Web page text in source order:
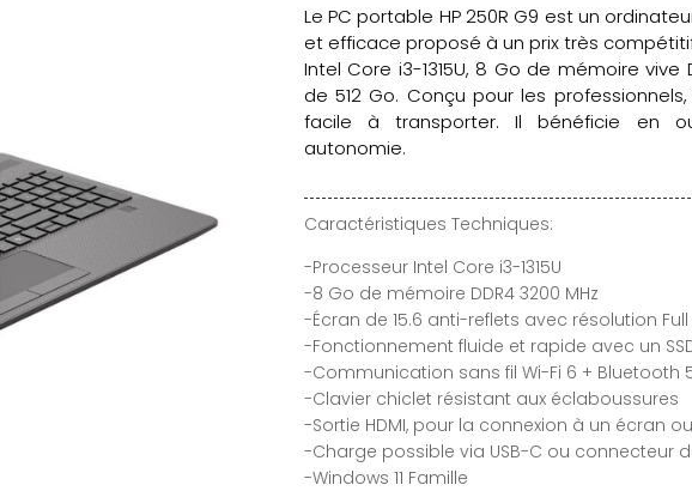
Le PC portable HP 250R G9 est un
et efficace proposé à un prix très
Intel Core i3-1315U, 8 Go de mémoire vive
de 512 Go. Conçu pour les
facile à transporter. Il bénéficie en
autonomie.
Caractéristiques Techniques:
-Processeur Intel Core i3-1315U
-8 Go de mémoire DDR4 3200 MHz
-Écran de 15.6 anti-reflets avec résolution Full
-Fonctionnement fluide et rapide avec un SSD
-Communication sans fil Wi-Fi 6 + Bluetooth
-Clavier chiclet résistant aux éclaboussures
-Sortie HDMI, pour la connexion à un écran
-Charge possible via USB-C ou connecteur
-Windows 11 Famille